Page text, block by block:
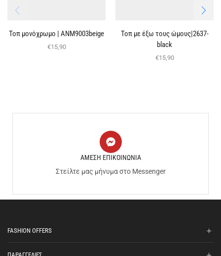
Τοπ μονόχρωμο | ΑΝΜ9003beige
€15,90
Τοπ με έξω τους ώμους|2637-
black
€15,90
ΑΜΕΣΗ ΕΠΙΚΟΙΝΩΝΙΑ
Στείλτε μας μήνυμα στο Messenger
FASHION OFFERS